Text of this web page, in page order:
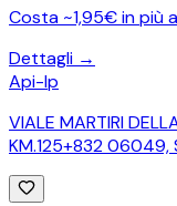
Costa ~1,95€ in più
Dettagli →
Api-Ip
VIALE MARTIRI
KM.125+832 06049,